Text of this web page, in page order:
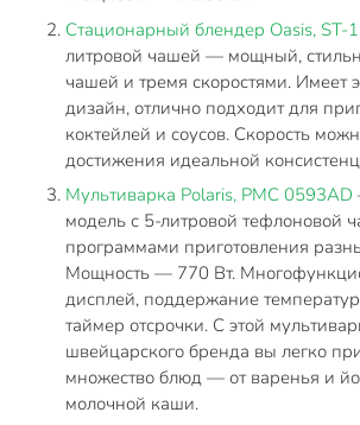
Стационарный блендер Oasis, ST-
литровой чашей — мощный,
чашей и тремя скоростями. Имеет
дизайн, отлично подходит для
коктейлей и соусов. Скорость
достижения идеальной
Мультиварка Polaris, PMC 0593AD
модель с 5-литровой тефлоновой
программами приготовления
Мощность — 770 Вт.
дисплей, поддержание
таймер отсрочки. С этой
швейцарского бренда вы легко
множество блюд — от варенья и
молочной каши.